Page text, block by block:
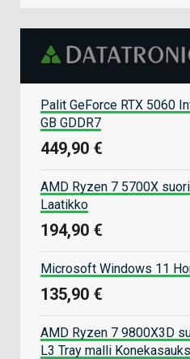
Palit GeForce RTX 5060
GB GDDR7
449,90 €
AMD Ryzen 7 5700X
Laatikko
194,90 €
Microsoft Windows 11
135,90 €
AMD Ryzen 7 9800X3D
L3 Tray malli